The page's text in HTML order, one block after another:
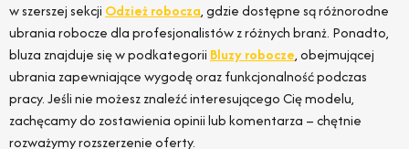
w szerszej sekcji Odzież robocza, gdzie dostępne są różnorodne
ubrania robocze dla profesjonalistów z różnych branż. Ponadto,
bluza znajduje się w podkategorii Bluzy robocze, obejmującej
ubrania zapewniające wygodę oraz funkcjonalność podczas
pracy. Jeśli nie możesz znaleźć interesującego Cię modelu,
zachęcamy do zostawienia opinii lub komentarza – chętnie
rozważymy rozszerzenie oferty.